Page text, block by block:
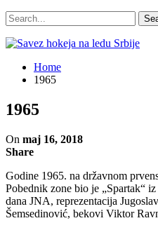
Home
1965
1965
On maj 16, 2018
Share
Godine 1965. na državnom
Pobednik zone bio je „Spartak“
dana JNA, reprezentacija
Šemsedinović, bekovi Viktor